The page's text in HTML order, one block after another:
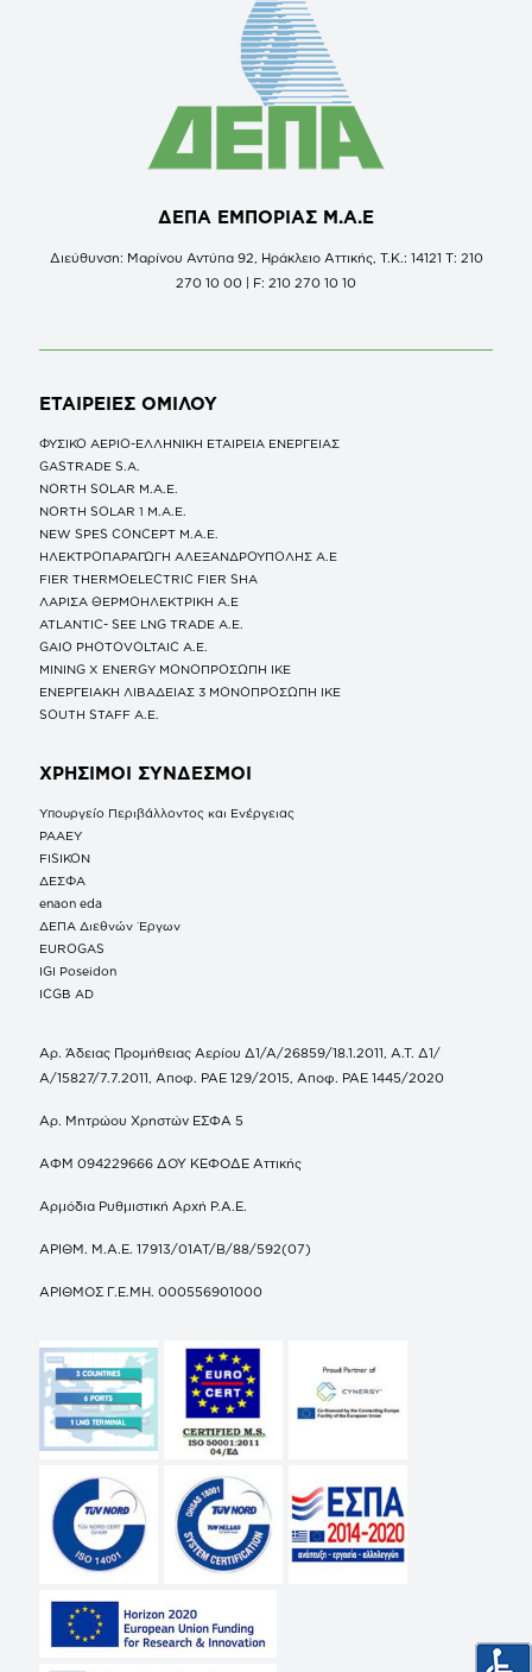
ΔΕΠΑ ΕΜΠΟΡΙΑΣ Μ.Α.Ε
Διεύθυνση: Μαρίνου Αντύπα 92, Ηράκλειο Αττικής, Τ.Κ.: 14121 Τ: 210
270 10 00 | F: 210 270 10 10
ΕΤΑΙΡΕΙΕΣ ΟΜΙΛΟΥ
ΦΥΣΙΚΟ ΑΕΡΙΟ-ΕΛΛΗΝΙΚΗ ΕΤΑΙΡΕΙΑ ΕΝΕΡΓΕΙΑΣ
GASTRADE S.A.
NORTH SOLAR M.Α.Ε.
NORTH SOLAR 1 M.Α.Ε.
NEW SPES CONCEPT Μ.Α.Ε.
ΗΛΕΚΤΡΟΠΑΡΑΓΩΓΗ ΑΛΕΞΑΝΔΡΟΥΠΟΛΗΣ A.E
FIER THERMOELECTRIC FIER SHA
ΛΑΡΙΣΑ ΘΕΡΜΟΗΛΕΚΤΡΙΚΗ A.E
ATLANTIC- SEE LNG TRADE A.E.
GAIO PHOTOVOLTAIC Α.Ε.
MINING X ENERGY ΜΟΝΟΠΡΟΣΩΠΗ ΙΚΕ
ΕΝΕΡΓΕΙΑΚΗ ΛΙΒΑΔΕΙΑΣ 3 ΜΟΝΟΠΡΟΣΩΠΗ ΙΚΕ
SOUTH STAFF Α.Ε.
ΧΡΗΣΙΜΟΙ ΣΥΝΔΕΣΜΟΙ
Υπουργείο Περιβάλλοντος και Ενέργειας
ΡΑΑΕΥ
FISIKON
ΔΕΣΦΑ
enaon eda
ΔΕΠΑ Διεθνών Έργων
EUROGAS
IGI Poseidon
ICGB AD
Αρ. Άδειας Προμήθειας Αερίου Δ1/Α/26859/18.1.2011, Α.Τ. Δ1/
Α/15827/7.7.2011, Αποφ. ΡΑΕ 129/2015, Αποφ. ΡΑΕ 1445/2020
Αρ. Μητρώου Χρηστών ΕΣΦΑ 5
ΑΦΜ 094229666 ΔΟΥ ΚΕΦΟΔΕ Αττικής
Αρμόδια Ρυθμιστική Αρχή Ρ.Α.Ε.
ΑΡΙΘΜ. Μ.Α.Ε. 17913/01ΑΤ/Β/88/592(07)
ΑΡΙΘΜΟΣ Γ.Ε.ΜΗ. 000556901000